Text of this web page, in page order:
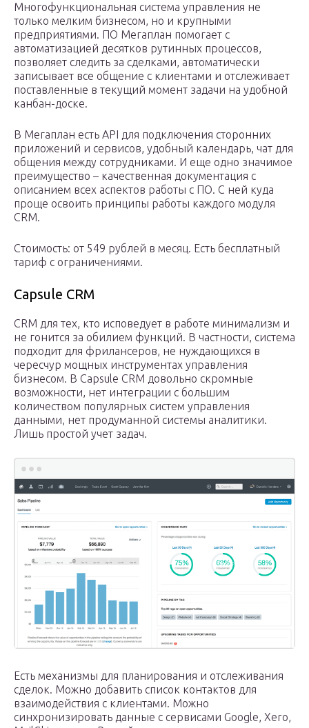
Многофункциональная система управления не
только мелким бизнесом, но и крупными
предприятиями. ПО Мегаплан помогает с
автоматизацией десятков рутинных процессов,
позволяет следить за сделками, автоматически
записывает все общение с клиентами и отслеживает
поставленные в текущий момент задачи на удобной
канбан-доске.
В Мегаплан есть API для подключения сторонних
приложений и сервисов, удобный календарь, чат для
общения между сотрудниками. И еще одно значимое
преимущество – качественная документация с
описанием всех аспектов работы с ПО. С ней куда
проще освоить принципы работы каждого модуля
CRM.
Стоимость: от 549 рублей в месяц. Есть бесплатный
тариф с ограничениями.
Capsule CRM
CRM для тех, кто исповедует в работе минимализм и
не гонится за обилием функций. В частности, система
подходит для фрилансеров, не нуждающихся в
чересчур мощных инструментах управления
бизнесом. В Capsule CRM довольно скромные
возможности, нет интеграции с большим
количеством популярных систем управления
данными, нет продуманной системы аналитики.
Лишь простой учет задач.
Есть механизмы для планирования и отслеживания
сделок. Можно добавить список контактов для
взаимодействия с клиентами. Можно
синхронизировать данные с сервисами Google, Xero,